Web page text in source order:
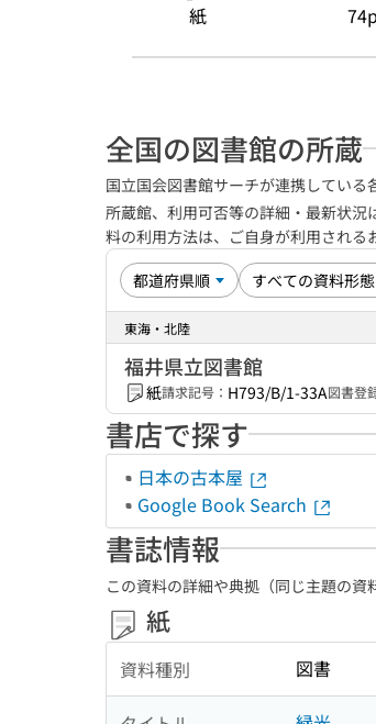
紙
全国の図書館の所蔵
国立国会図書館サーチが連携している
所蔵館、利用可否等の詳細・最新状
料の利用方法は、ご自身が利用され
東海・北陸
福井県立図書館
紙請求記号： H793/B/1-33A図書登
書店で探す
日本の古本屋
Google Book Search
書誌情報
この資料の詳細や典拠（同じ主題の資
紙
資料種別 図書